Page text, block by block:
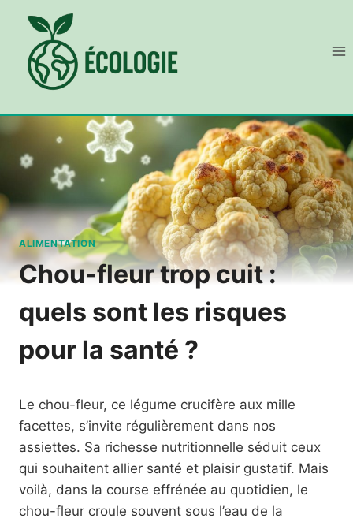
contenu
ALIMENTATION
Chou-fleur trop cuit :
quels sont les risques
pour la santé ?
Le chou-fleur, ce légume crucifère aux mille
facettes, s’invite régulièrement dans nos
assiettes. Sa richesse nutritionnelle séduit ceux
qui souhaitent allier santé et plaisir gustatif. Mais
voilà, dans la course effrénée au quotidien, le
chou-fleur croule souvent sous l’eau de la